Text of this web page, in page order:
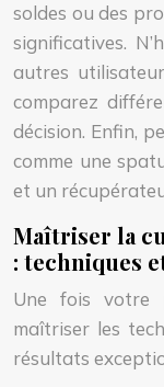
soldes ou des
significatives.
autres
comparez
décision. Enfin,
comme une
et un
Maîtriser la
: techniques
Une fois votre
maîtriser les
résultats